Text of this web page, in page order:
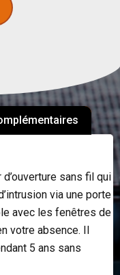
sans fil qui
via une porte
avec les fenêtres de
votre absence. Il
5 ans sans